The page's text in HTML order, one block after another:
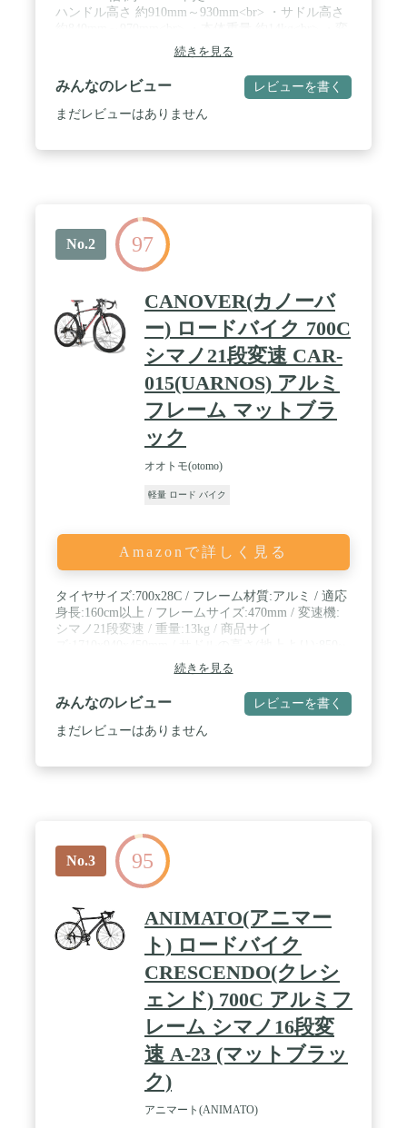
ハンドル高さ 約910mm～930mm<br> ・サドル高さ
速ギヤ 14段（シマノ製）<br> ・タイヤサイズ
700x28c<br> ・タイヤ幅 28mm<br> ・保険 PL保険
加入済<br> ・フレームサイズ 480mm<br> ・トップ
チューブ 535mm<br> ・フレーム材質 スチール<br>
・リム材質 アルミ<br> ・ハンドルバー ドロップハ
ハンドル・サドル・ペダル・前輪（クイックレリー
ズ式、工具なしで取付できます）】。<br>※改良な
どにより予告なくデザイン・仕様の変更がある場合
があります。<br> 仕様変更などにより、イラスト
や内容が一部実車と異なる場合があります。予めご
了承ください。<br>※寸法や重量などの数値は部品
の製造誤差や仕様変更で変わる場合があります。予
めご了承ください。
続きを見る
みんなのレビュー レビューを書く
まだレビューはありません
No.2 97
CANOVER(カノーバ
ー) ロードバイク 700C
シマノ21段変速 CAR-
015(UARNOS) アルミ
フレーム マットブラ
ック
オオトモ(otomo)
軽量 ロード バイク
Amazonで詳しく見る
タイヤサイズ:700x28C / フレーム材質:アルミ / 適応
身長:160cm以上 / フレームサイズ:470mm / 変速機:
シマノ21段変速 / 重量:13kg / 商品サイ
続きを見る
みんなのレビュー レビューを書く
まだレビューはありません
No.3 95
ANIMATO(アニマー
ト) ロードバイク
CRESCENDO(クレシ
ェンド) 700C アルミフ
レーム シマノ16段変
速 A-23 (マットブラッ
ク)
アニマート(ANIMATO)